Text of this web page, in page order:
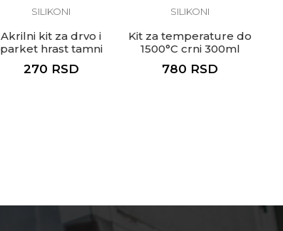
SILIKONI
Akrilni kit za drvo i
parket hrast tamni
310ml
270 RSD
SILIKONI
Kit za temperature do
1500°C crni 300ml
780 RSD